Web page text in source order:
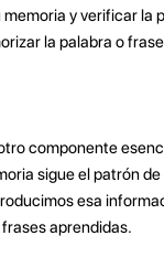
y verificar la
la palabra o
componente
sigue el patrón
esa
aprendidas.